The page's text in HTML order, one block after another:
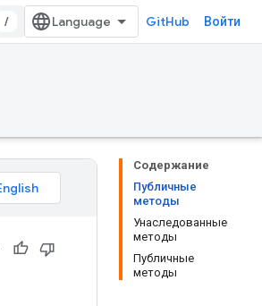
/ GitHub Войти
Содержание
Публичные
методы
Унаследованные
методы
Публичные
методы